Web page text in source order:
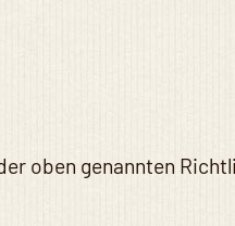
oben genannten